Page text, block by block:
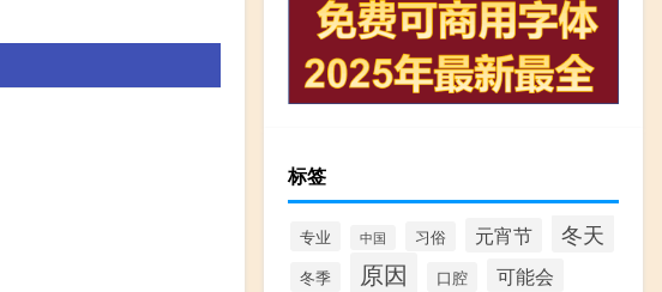
标签
专业 中国 习俗 元宵节 冬天
冬季 原因 口腔
可能会